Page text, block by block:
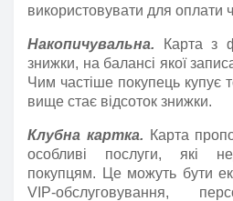
використовувати для оплати
Накопичувальна.
Карта з
знижки, на балансі якої
Чим частіше покупець купує
вище стає відсоток знижки.
Клубна картка. Карта
особливі послуги, які
покупцям. Це можуть бути
VIP-обслуговування,